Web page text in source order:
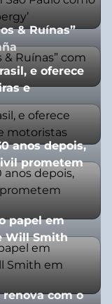
& Ruínas”
e oferece
e
anos depois,
prometem
papel em
Will Smith
renova com o